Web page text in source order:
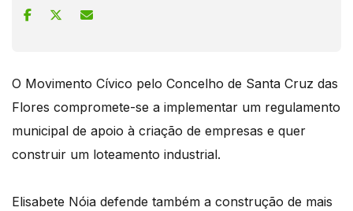
O Movimento Cívico pelo Concelho de Santa Cruz das
Flores compromete-se a implementar um regulamento
municipal de apoio à criação de empresas e quer
construir um loteamento industrial.
Elisabete Nóia defende também a construção de mais